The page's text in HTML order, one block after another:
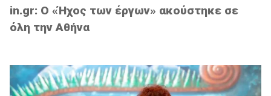
in.gr: Ο «Ήχος των έργων» ακούστηκε σε
όλη την Αθήνα